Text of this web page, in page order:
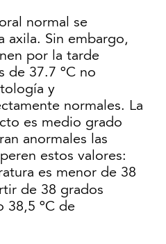
normal se
axila. Sin embargo,
por la tarde
de 37.7 ºC no
y
normales. La
es medio grado
anormales las
estos valores:
es menor de 38
de 38 grados
38,5 ºC de